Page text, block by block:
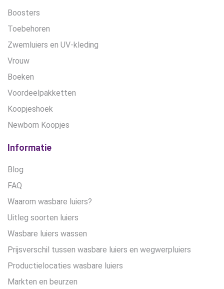
Boosters
Toebehoren
Zwemluiers en UV-kleding
Vrouw
Boeken
Voordeelpakketten
Koopjeshoek
Newborn Koopjes
Informatie
Blog
FAQ
Waarom wasbare luiers?
Uitleg soorten luiers
Wasbare luiers wassen
Prijsverschil tussen wasbare luiers en wegwerpluiers
Productielocaties wasbare luiers
Markten en beurzen